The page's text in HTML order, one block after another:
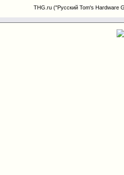
THG.ru ("Русский Tom's Hardware